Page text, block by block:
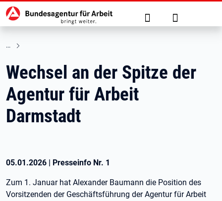
zu den Hauptinhalten springen
Hauptnavigation Suche Anmelden
Wechsel an der Spitze der
Agentur für Arbeit
Darmstadt
05.01.2026 | Presseinfo Nr. 1
Zum 1. Januar hat Alexander Baumann die Position des
Vorsitzenden der Geschäftsführung der Agentur für Arbeit